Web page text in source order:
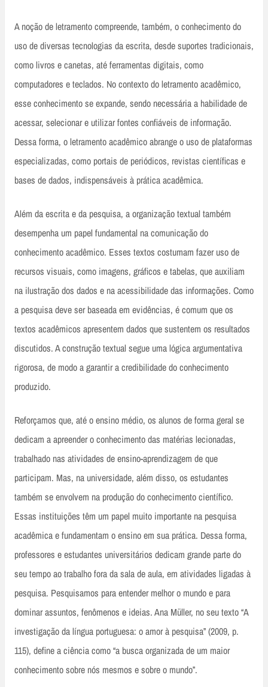
A noção de letramento compreende, também, o conhecimento do
uso de diversas tecnologias da escrita, desde suportes tradicionais,
como livros e canetas, até ferramentas digitais, como
computadores e teclados. No contexto do letramento acadêmico,
esse conhecimento se expande, sendo necessária a habilidade de
acessar, selecionar e utilizar fontes confiáveis de informação.
Dessa forma, o letramento acadêmico abrange o uso de plataformas
especializadas, como portais de periódicos, revistas científicas e
bases de dados, indispensáveis à prática acadêmica.
Além da escrita e da pesquisa, a organização textual também
desempenha um papel fundamental na comunicação do
conhecimento acadêmico. Esses textos costumam fazer uso de
recursos visuais, como imagens, gráficos e tabelas, que auxiliam
na ilustração dos dados e na acessibilidade das informações. Como
a pesquisa deve ser baseada em evidências, é comum que os
textos acadêmicos apresentem dados que sustentem os resultados
discutidos. A construção textual segue uma lógica argumentativa
rigorosa, de modo a garantir a credibilidade do conhecimento
produzido.
Reforçamos que, até o ensino médio, os alunos de forma geral se
dedicam a apreender o conhecimento das matérias lecionadas,
trabalhado nas atividades de ensino-aprendizagem de que
participam. Mas, na universidade, além disso, os estudantes
também se envolvem na produção do conhecimento científico.
Essas instituições têm um papel muito importante na pesquisa
acadêmica e fundamentam o ensino em sua prática. Dessa forma,
professores e estudantes universitários dedicam grande parte do
seu tempo ao trabalho fora da sala de aula, em atividades ligadas à
pesquisa. Pesquisamos para entender melhor o mundo e para
dominar assuntos, fenômenos e ideias. Ana Müller, no seu texto “A
investigação da língua portuguesa: o amor à pesquisa” (2009, p.
115), define a ciência como “a busca organizada de um maior
conhecimento sobre nós mesmos e sobre o mundo”.